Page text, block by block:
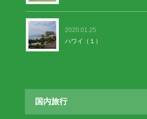
2020.01.25
ハワイ（１）
国内旅行